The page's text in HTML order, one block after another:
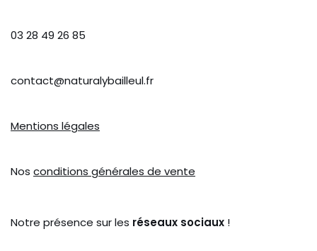
03 28 49 26 85
contact@naturalybailleul.fr
Mentions légales
Nos conditions générales de vente
Notre présence sur les réseaux sociaux !